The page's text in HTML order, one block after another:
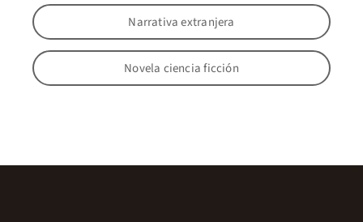
Narrativa extranjera
Novela ciencia ficción